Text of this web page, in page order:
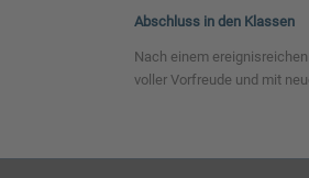
Abschluss in den Klassen
Nach einem
voller Vorfreude und mit